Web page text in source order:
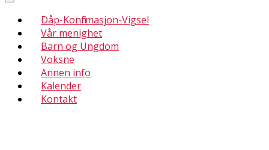
Dåp-Konfirmasjon-Vigsel
Vår menighet
Barn og Ungdom
Voksne
Annen info
Kalender
Kontakt